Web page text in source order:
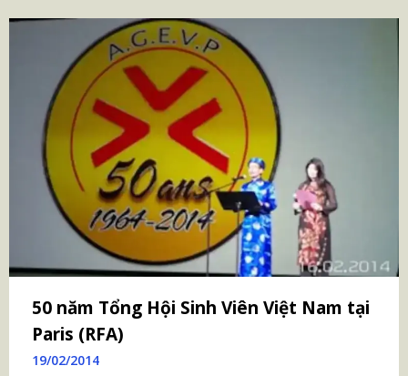
50 năm Tổng Hội Sinh Viên Việt Nam tại
Paris (RFA)
19/02/2014